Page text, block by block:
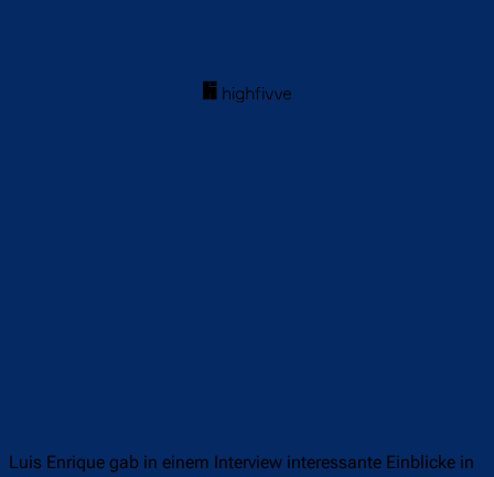
Luis Enrique gab in einem Interview interessante Einblicke in